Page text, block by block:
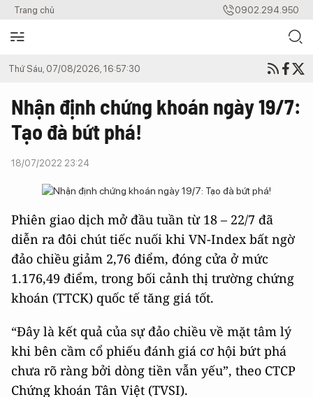
Trang chủ 0902.294.950
Thứ Sáu, 07/08/2026, 16:57:30
Nhận định chứng khoán ngày 19/7:
Tạo đà bứt phá!
18/07/2022 23:24
Phiên giao dịch mở đầu tuần từ 18 – 22/7 đã
diễn ra đôi chút tiếc nuối khi VN-Index bất ngờ
đảo chiều giảm 2,76 điểm, đóng cửa ở mức
1.176,49 điểm, trong bối cảnh thị trường chứng
khoán (TTCK) quốc tế tăng giá tốt.
“Đây là kết quả của sự đảo chiều về mặt tâm lý
khi bên cầm cổ phiếu đánh giá cơ hội bứt phá
chưa rõ ràng bởi dòng tiền vẫn yếu”, theo CTCP
Chứng khoán Tân Việt (TVSI).